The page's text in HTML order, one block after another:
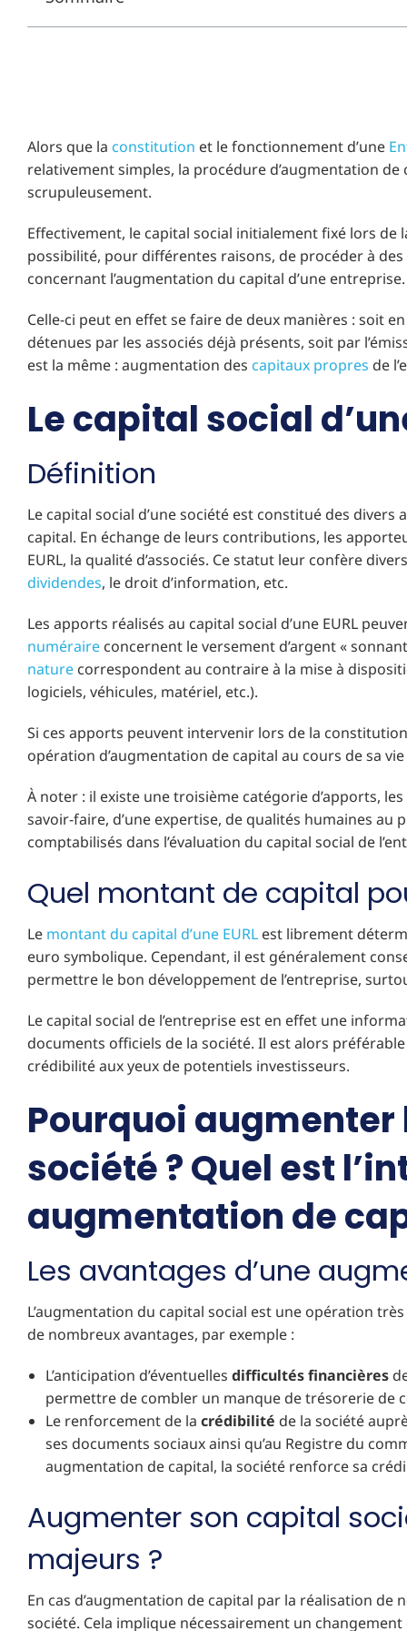
Alors que la constitution et le fonctionnement d’une
relativement simples, la procédure d’augmentation
scrupuleusement.
Effectivement, le capital social initialement fixé lors de
possibilité, pour différentes raisons, de procéder à
concernant l’augmentation du capital d’une entreprise.
Celle-ci peut en effet se faire de deux manières : soit
détenues par les associés déjà présents, soit par
est la même : augmentation des capitaux propres de
Le capital social
Définition
Le capital social d’une société est constitué des
capital. En échange de leurs contributions, les
EURL, la qualité d’associés. Ce statut leur confère
dividendes, le droit d’information, etc.
Les apports réalisés au capital social d’une EURL
numéraire concernent le versement d’argent «
nature correspondent au contraire à la mise à
logiciels, véhicules, matériel, etc.).
Si ces apports peuvent intervenir lors de la
opération d’augmentation de capital au cours de sa vie
À noter : il existe une troisième catégorie d’apports, les
savoir-faire, d’une expertise, de qualités humaines au
comptabilisés dans l’évaluation du capital social de
Quel montant de capital
Le montant du capital d’une EURL est librement
euro symbolique. Cependant, il est généralement
permettre le bon développement de l’entreprise,
Le capital social de l’entreprise est en effet une
documents officiels de la société. Il est alors
crédibilité aux yeux de potentiels investisseurs.
Pourquoi
société ? Quel est
augmentation de
Les avantages d’une
L’augmentation du capital social est une opération
de nombreux avantages, par exemple :
L’anticipation d’éventuelles difficultés financières
permettre de combler un manque de trésorerie de
Le renforcement de la crédibilité de la société
ses documents sociaux ainsi qu’au Registre du
augmentation de capital, la société renforce sa
Augmenter son capital
majeurs ?
En cas d’augmentation de capital par la réalisation de
société. Cela implique nécessairement un changement